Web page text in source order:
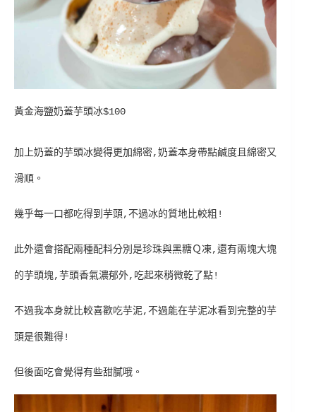
黃金海鹽奶蓋芋頭冰$100
加上奶蓋的芋頭冰變得更加綿密,奶蓋本身帶點鹹度且綿密又
滑順。
幾乎每一口都吃得到芋頭,不過冰的質地比較粗!
此外還會搭配兩種配料分別是珍珠與黑糖Ｑ凍,還有兩塊大塊
的芋頭塊,芋頭香氣濃郁外,吃起來稍微乾了點!
不過我本身就比較喜歡吃芋泥,不過能在芋泥冰看到完整的芋
頭是很難得!
但後面吃會覺得有些甜膩哦。